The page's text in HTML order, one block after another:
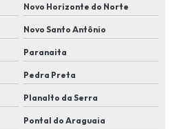
com câmera e alarme
para casa
Novo Horizonte do Norte
Novo Santo Antônio
Paranaita
Pedra Preta
Planalto da Serra
Pontal do Araguaia